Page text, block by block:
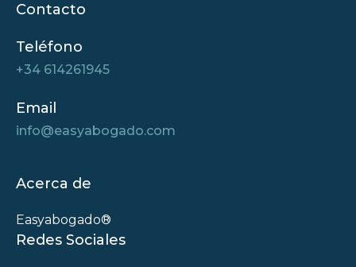
Contacto
Teléfono
+34 614261945
Email
info@easyabogado.com
Acerca de
Easyabogado®
Redes Sociales